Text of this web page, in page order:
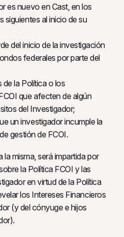
es nuevo en Cast, en los
siguientes al inicio de su
del inicio de la investigación
federales por parte del
de la Política o los
que afecten de algún
del Investigador;
un investigador incumple la
gestión de FCOI.
misma, será impartida por
la Política FCOI y las
en virtud de la Política
los Intereses Financieros
(y del cónyuge e hijos